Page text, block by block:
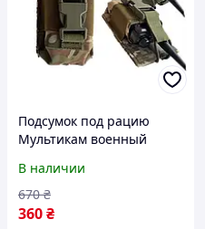
Подсумок под рацию
Мультикам военный
для ЗСУ Th
В наличии
360₴
670 ₴